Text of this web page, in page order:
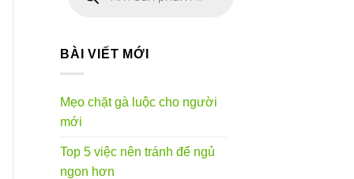
BÀI VIẾT MỚI
Mẹo chặt gà luộc cho người
mới
Top 5 việc nên tránh để ngủ
ngon hơn